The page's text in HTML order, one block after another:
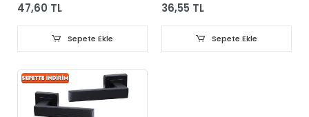
47,60 TL
Sepete Ekle
36,55 TL
Sepete Ekle